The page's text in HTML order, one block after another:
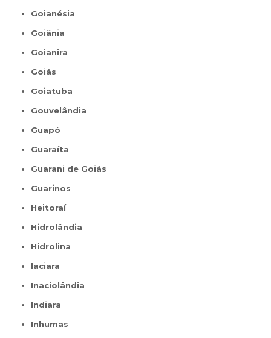
Goianésia
Goiânia
Goianira
Goiás
Goiatuba
Gouvelândia
Guapó
Guaraíta
Guarani de Goiás
Guarinos
Heitoraí
Hidrolândia
Hidrolina
Iaciara
Inaciolândia
Indiara
Inhumas